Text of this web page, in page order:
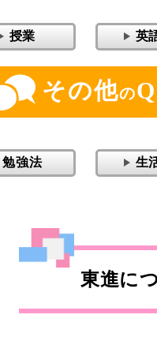
授業 英
その他の
勉強法 生
東進に